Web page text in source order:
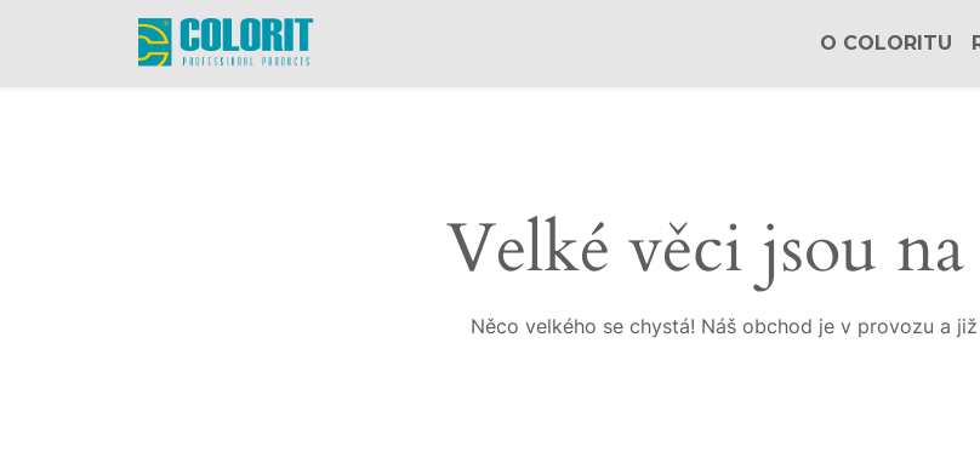
O COLORITU
Velké věci jsou
Něco velkého se chystá! Náš obchod je v provozu a